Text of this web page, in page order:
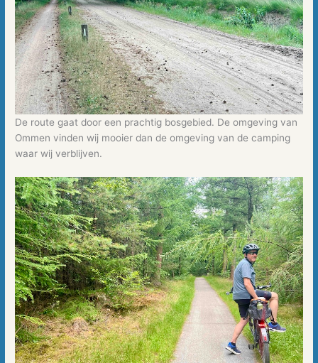
De route gaat door een prachtig bosgebied. De omgeving van
Ommen vinden wij mooier dan de omgeving van de camping
waar wij verblijven.